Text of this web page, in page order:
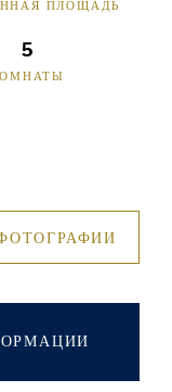
ПЛОЩАДЬ
5